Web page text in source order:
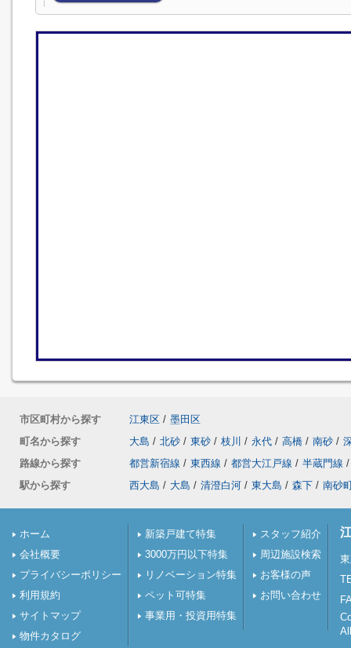
市区町村から探す 江東区 / 墨田区
町名から探す
大島 / 北砂 / 東砂 / 枝川 / 永代 / 高橋 / 南砂 /
路線から探す
都営新宿線 / 東西線 / 都営大江戸線 / 半蔵門線 /
駅から探す
西大島 / 大島 / 清澄白河 / 東大島 / 森下 / 南砂
ホーム
会社概要
プライバシーポリシー
利用規約
サイトマップ
物件カタログ
新築戸建て特集
3000万円以下特集
リノベーション特集
ペット可特集
事業用・投資用特集
スタッフ紹介
周辺施設検索
お客様の声
お問い合わせ